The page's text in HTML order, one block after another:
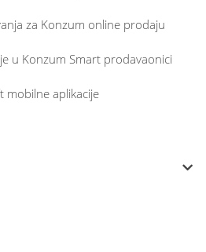
za Konzum online prodaju
u Konzum Smart prodavaonici
mobilne aplikacije